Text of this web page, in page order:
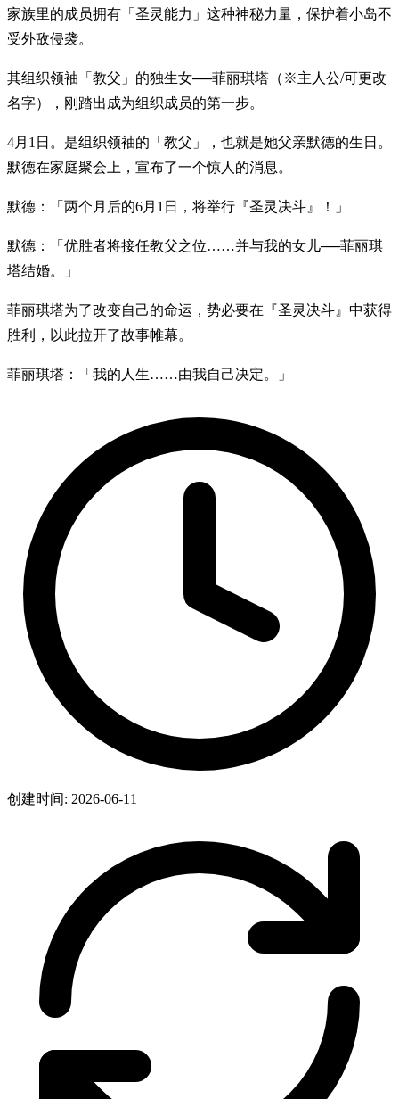
家族里的成员拥有「圣灵能力」这种神秘力量，保护着小岛不
受外敌侵袭。
其组织领袖「教父」的独生女──菲丽琪塔（※主人公/可更改
名字），刚踏出成为组织成员的第一步。
4月1日。是组织领袖的「教父」，也就是她父亲默德的生日。
默德在家庭聚会上，宣布了一个惊人的消息。
默德：「两个月后的6月1日，将举行『圣灵决斗』！」
默德：「优胜者将接任教父之位……并与我的女儿──菲丽琪
塔结婚。」
菲丽琪塔为了改变自己的命运，势必要在『圣灵决斗』中获得
胜利，以此拉开了故事帷幕。
菲丽琪塔：「我的人生……由我自己决定。」
创建时间: 2026-06-11